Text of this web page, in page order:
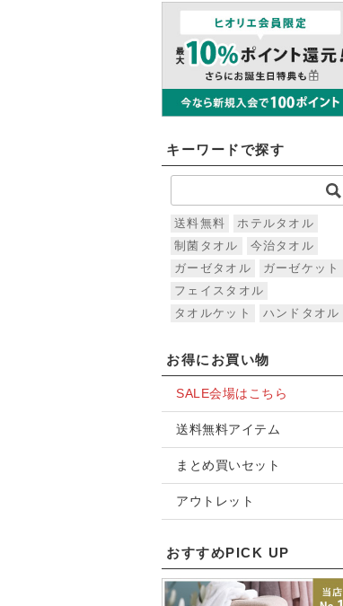
キーワードで探す
送料無料
ホテルタオル
制菌タオル
今治タオル
ガーゼタオル
ガーゼケット
フェイスタオル
タオルケット
ハンドタオル
お得にお買い物
SALE会場はこちら
送料無料アイテム
まとめ買いセット
アウトレット
おすすめPICK UP